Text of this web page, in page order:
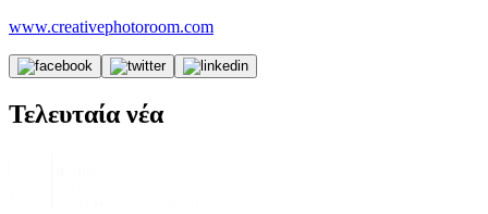
www.creativephotoroom.com
Τελευταία νέα